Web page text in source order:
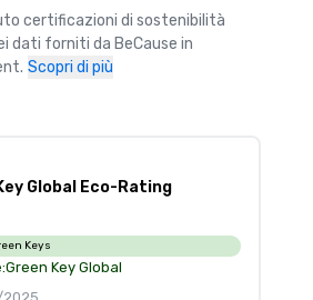
certificazioni di sostenibilità
dati forniti da BeCause in
Scopri di più
Global Eco-Rating
Keys
Green Key Global